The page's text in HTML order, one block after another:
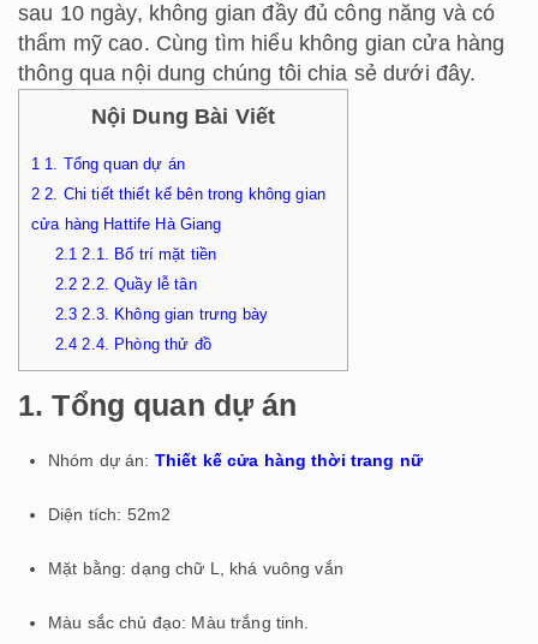
sau 10 ngày, không gian đầy đủ công năng và có
thẩm mỹ cao. Cùng tìm hiểu không gian cửa hàng
thông qua nội dung chúng tôi chia sẻ dưới đây.
Nội Dung Bài Viết
1 1. Tổng quan dự án
2 2. Chi tiết thiết kế bên trong không gian
cửa hàng Hattife Hà Giang
2.1 2.1. Bố trí mặt tiền
2.2 2.2. Quầy lễ tân
2.3 2.3. Không gian trưng bày
2.4 2.4. Phòng thử đồ
1. Tổng quan dự án
Nhóm dự án: Thiết kế cửa hàng thời trang nữ
Diện tích: 52m2
Mặt bằng: dạng chữ L, khá vuông vắn
Màu sắc chủ đạo: Màu trắng tinh.